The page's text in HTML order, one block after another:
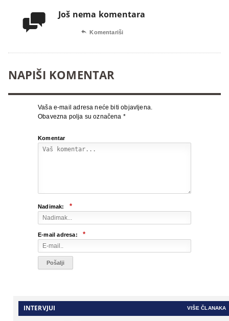
 Još nema komentara
 Komentariši
NAPIŠI KOMENTAR
Vaša e-mail adresa neće biti objavljena.
Obavezna polja su označena *
Komentar
Nadimak: *
E-mail adresa: *
INTERVJUI VIŠE ČLANAKA